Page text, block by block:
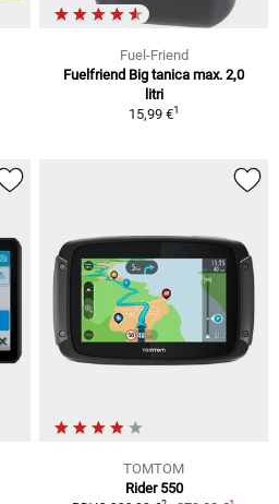
Fuel-Friend
Fuelfriend Big tanica max. 2,0
litri
15,99 €1
TOMTOM
Rider 550